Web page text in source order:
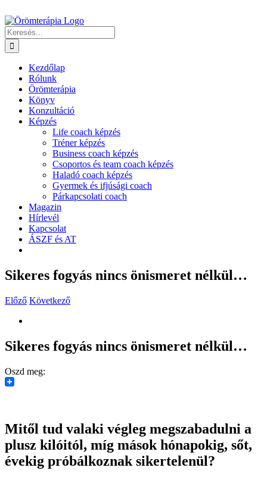
Keresés...
Kezdőlap
Rólunk
Örömterápia
Könyv
Konzultáció
Képzés
Life coach képzés
Tréner képzés
Business coach képzés
Csoportos és team coach képzés
Haladó coach képzés
Gyermek és ifjúsági coach
Párkapcsolati coach
Magazin
Hírlevél
Kapcsolat
ÁSZF és AT
Sikeres fogyás nincs önismeret nélkül…
Előző Következő
Sikeres fogyás nincs önismeret nélkül…
Oszd meg:
Mitől tud valaki végleg megszabadulni a
plusz kilóitól, míg mások hónapokig, sőt,
évekig próbálkoznak sikertelenül?